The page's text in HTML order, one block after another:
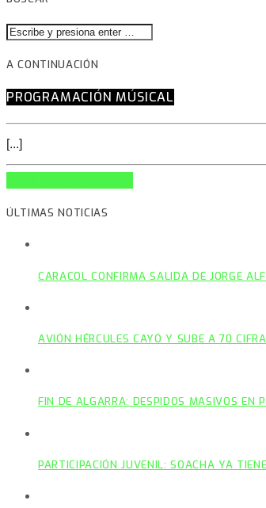
A CONTINUACIÓN
PROGRAMACIÓN MÚSICAL
[...]
ÚLTIMAS NOTICIAS
CARACOL CONFIRMA SALIDA DE JORGE
AVIÓN HÉRCULES CAYÓ Y SUBE A 70
FIN DE ALGARRA: DESPIDOS MASIVOS EN
PARTICIPACIÓN JUVENIL: SOACHA YA